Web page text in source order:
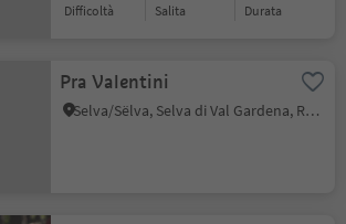
Difficoltà Salita durata
Pra Valentini
Selva/Sëlva, Selva di Val Gardena, Regione dolomitica Val Gardena